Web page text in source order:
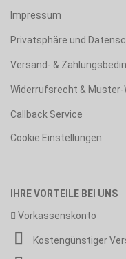
Impressum
Privatsphäre und
Versand- &
Widerrufsrecht &
Callback Service
Cookie Einstellungen
IHRE VORTEILE BEI UNS
Vorkassenskonto
Kostengünstiger